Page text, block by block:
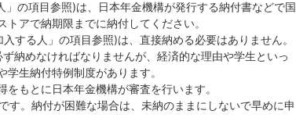
の項目参照)は、日本年金機構が発行する納付書などで国
アで納期限までに納付してください。
する人」の項目参照)は、直接納める必要はありません。
納めなければなりませんが、経済的な理由や学生といっ
生納付特例制度があります。
もとに日本年金機構が審査を行います。
す。納付が困難な場合は、未納のままにしないで早めに申